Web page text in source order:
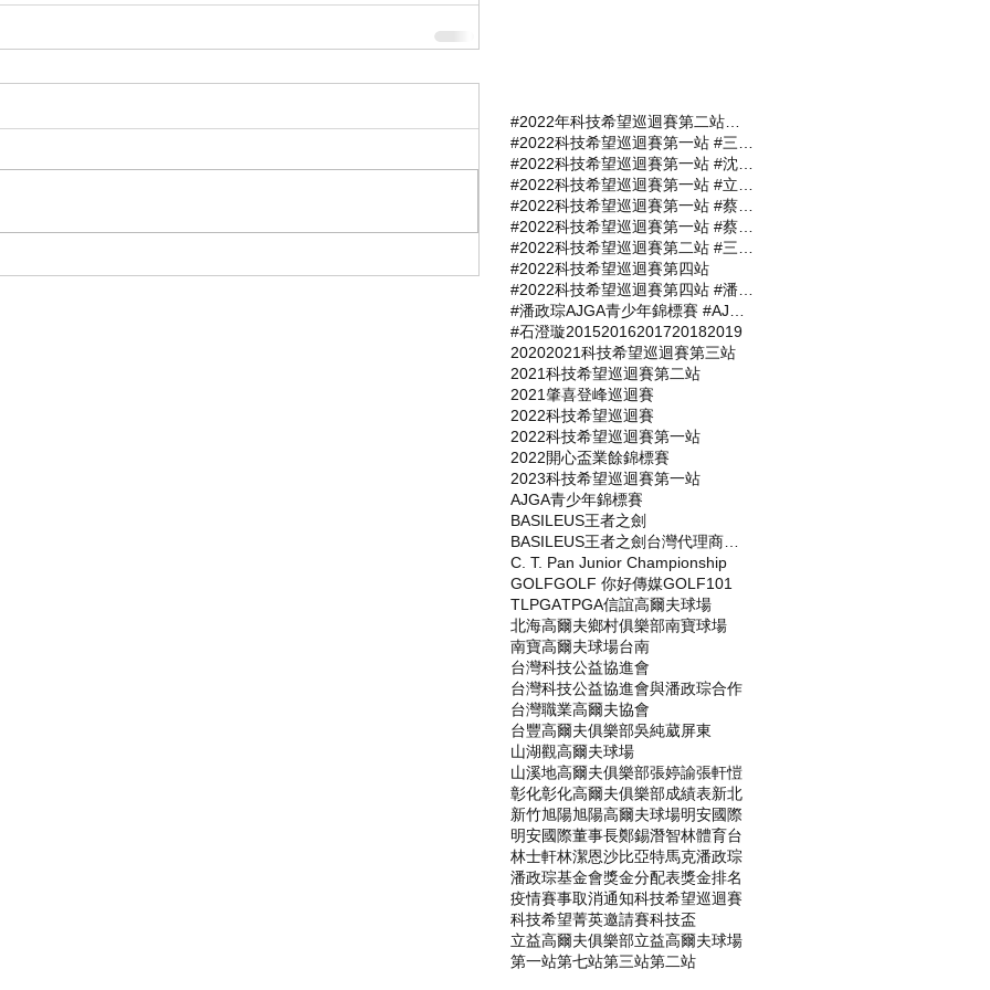
#2022年科技希望巡迴賽第二站報名選手
#2022科技希望巡迴賽第一站 #三商名人賽 #肇喜登峰巡迴賽 #潘政琮AJGA青少年錦標賽 #AJGA潘政琮基金會錦標賽
#2022科技希望巡迴賽第一站 #沈威成 #張軒愷 #吳易軒 #陳宥竹 #立益高爾夫球場 #三商名人賽 #肇喜登峰巡迴賽 #潘政琮AJGA青少年錦標賽 #AJGA潘政琮基金會錦標賽
#2022科技希望巡迴賽第一站 #立益高爾夫球場 #三商名人賽 #肇喜登峰巡迴賽 #潘政琮AJGA青少年錦標賽 #AJGA潘政琮基金會錦標賽
#2022科技希望巡迴賽第一站 #蔡凱任 #林士軒 #陳宥竹 #沙比亞特馬克 #沈威成 #黃柏叡 #吳佳晏 #三商名人賽 #肇喜登峰巡迴賽 #潘政琮AJGA青少年錦標賽 #AJGA潘政琮基金會錦標賽
#2022科技希望巡迴賽第一站 #蔡凱任職業組封王 #張軒愷業餘組稱霸 #三商名人賽 #肇喜登峰巡迴賽 #潘政琮AJGA青少年錦標賽 #AJGA潘政琮基金會錦標
#2022科技希望巡迴賽第二站 #三商名人賽 #肇喜登峰巡迴賽 #潘政琮AJGA青少年錦標賽 #AJGA潘政琮基金會錦標賽
#2022科技希望巡迴賽第四站
#2022科技希望巡迴賽第四站 #潘政琮AJGA青少年錦標賽 #AJGA潘政琮基金會錦標賽
#潘政琮AJGA青少年錦標賽 #AJGA潘政琮基金會錦標賽
#石澄璇20152016201720182019
20202021科技希望巡迴賽第三站
2021科技希望巡迴賽第二站
2021肇喜登峰巡迴賽
2022科技希望巡迴賽
2022科技希望巡迴賽第一站
2022開心盃業餘錦標賽
2023科技希望巡迴賽第一站
AJGA青少年錦標賽
BASILEUS王者之劍
BASILEUS王者之劍台灣代理商杰生高爾夫工坊
C. T. Pan Junior Championship
GOLFGOLF 你好傳媒GOLF101
TLPGATPGA信誼高爾夫球場
北海高爾夫鄉村俱樂部南寶球場
南寶高爾夫球場台南
台灣科技公益協進會
台灣科技公益協進會與潘政琮合作
台灣職業高爾夫協會
台豐高爾夫俱樂部吳純葳屏東
山湖觀高爾夫球場
山溪地高爾夫俱樂部張婷諭張軒愷
彰化彰化高爾夫俱樂部成績表新北
新竹旭陽旭陽高爾夫球場明安國際
明安國際董事長鄭錫潛智林體育台
林士軒林潔恩沙比亞特馬克潘政琮
潘政琮基金會獎金分配表獎金排名
疫情賽事取消通知科技希望巡迴賽
科技希望菁英邀請賽科技盃
立益高爾夫俱樂部立益高爾夫球場
第一站第七站第三站第二站